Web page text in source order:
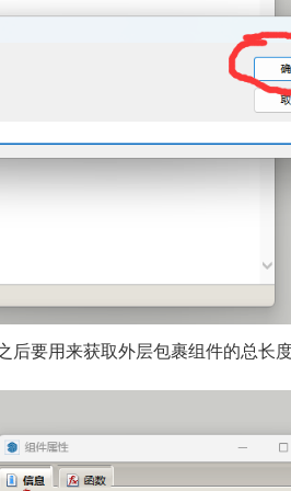
要用来获取外层包裹组件的总长度